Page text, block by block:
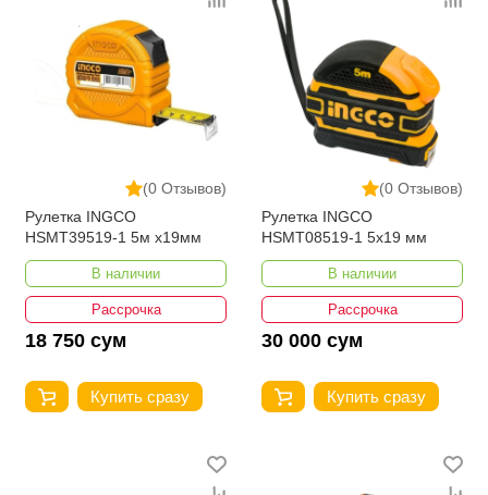
(0 Отзывов)
Рулетка INGCO
HSMT39519-1 5м x19мм
В наличии
Рассрочка
18 750 сум
Купить сразу
(0 Отзывов)
Рулетка INGCO
HSMT08519-1 5x19 мм
В наличии
Рассрочка
30 000 сум
Купить сразу